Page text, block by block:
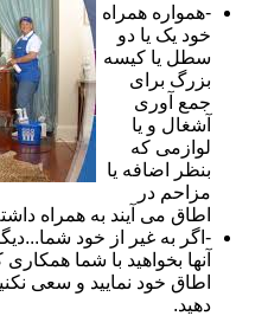
-همواره همراه
خود یک یا دو
سطل یا کیسه
بزرگ برای
جمع آوری
آشغال و یا
لوازمی که
بنظر اضافه یا
مزاحم در
اطاق می آیند به همراه
-اگر به غیر از خود
آنها بخواهید با شما
اطاق خود نمایید و سعی
دهید.